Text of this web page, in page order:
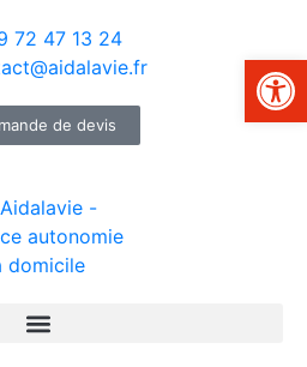
72 47 13 24
de devis
Ouvrir